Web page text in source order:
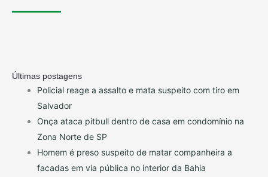
Últimas postagens
Policial reage a assalto e mata suspeito com tiro em
Salvador
Onça ataca pitbull dentro de casa em condomínio na
Zona Norte de SP
Homem é preso suspeito de matar companheira a
facadas em via pública no interior da Bahia